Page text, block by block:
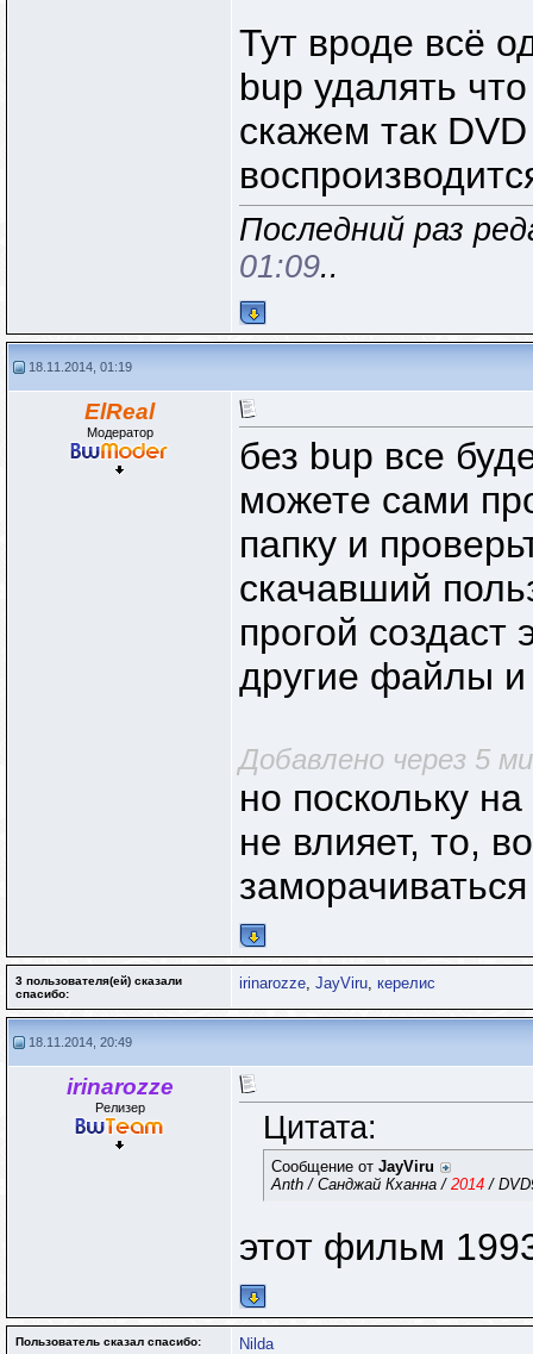
Тут вроде всё
bup удалять
скажем так
Последний раз
01:09..
18.11.2014, 01:19
ElReal
Модератор
без bup все
можете сами
папку и
скачавший
прогой
другие файлы
Добавлено через 5
но поскольку
не влияет, то,
3 пользователя(ей) сказали
cпасибо:
irinarozze, JayViru, керелис
18.11.2014, 20:49
irinarozze
Релизер
Цитата:
Сообщение от JayViru
Anth / Санджай Кханна / 2014 /
этот фильм
Пользователь сказал cпасибо: Nilda